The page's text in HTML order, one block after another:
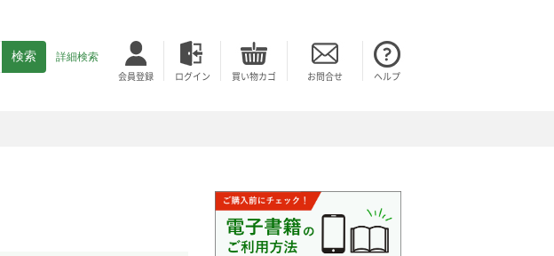
詳細検索
会員登録 ログイン 買い物カゴ お問合せ ヘルプ